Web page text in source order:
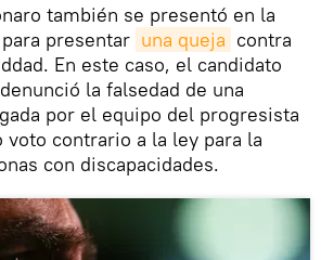
también se presentó en la
presentar una queja contra
En este caso, el candidato
la falsedad de una
por el equipo del progresista
voto contrario a la ley para la
con discapacidades.